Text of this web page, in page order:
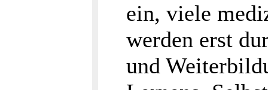
ein, viele
werden erst
und